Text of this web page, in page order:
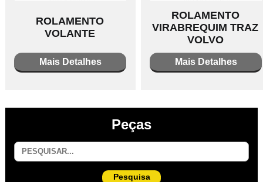
ROLAMENTO
VOLANTE
Mais Detalhes
ROLAMENTO
VIRABREQUIM TRAZ
VOLVO
Mais Detalhes
Peças
Pesquisa